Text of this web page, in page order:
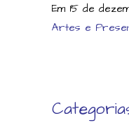
Em 15 de
Artes e